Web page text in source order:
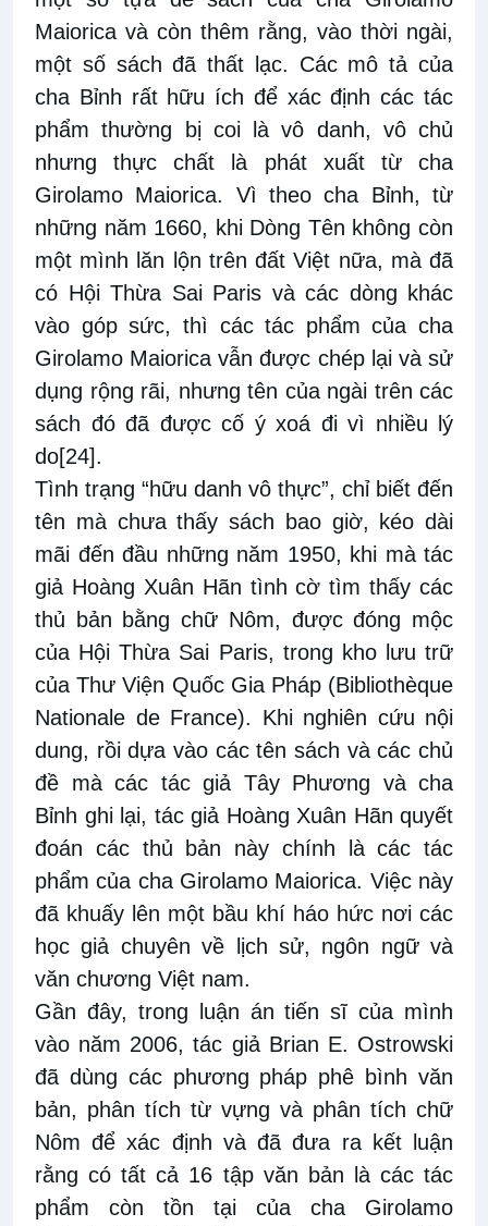
Maiorica và còn thêm rằng, vào thời ngài,
một số sách đã thất lạc. Các mô tả của
cha Bỉnh rất hữu ích để xác định các tác
phẩm thường bị coi là vô danh, vô chủ
nhưng thực chất là phát xuất từ cha
Girolamo Maiorica. Vì theo cha Bỉnh, từ
những năm 1660, khi Dòng Tên không còn
một mình lăn lộn trên đất Việt nữa, mà đã
có Hội Thừa Sai Paris và các dòng khác
vào góp sức, thì các tác phẩm của cha
Girolamo Maiorica vẫn được chép lại và sử
dụng rộng rãi, nhưng tên của ngài trên các
sách đó đã được cố ý xoá đi vì nhiều lý
do[24].
Tình trạng “hữu danh vô thực”, chỉ biết đến
tên mà chưa thấy sách bao giờ, kéo dài
mãi đến đầu những năm 1950, khi mà tác
giả Hoàng Xuân Hãn tình cờ tìm thấy các
thủ bản bằng chữ Nôm, được đóng mộc
của Hội Thừa Sai Paris, trong kho lưu trữ
của Thư Viện Quốc Gia Pháp (Bibliothèque
Nationale de France). Khi nghiên cứu nội
dung, rồi dựa vào các tên sách và các chủ
đề mà các tác giả Tây Phương và cha
Bỉnh ghi lại, tác giả Hoàng Xuân Hãn quyết
đoán các thủ bản này chính là các tác
phẩm của cha Girolamo Maiorica. Việc này
đã khuấy lên một bầu khí háo hức nơi các
học giả chuyên về lịch sử, ngôn ngữ và
văn chương Việt nam.
Gần đây, trong luận án tiến sĩ của mình
vào năm 2006, tác giả Brian E. Ostrowski
đã dùng các phương pháp phê bình văn
bản, phân tích từ vựng và phân tích chữ
Nôm để xác định và đã đưa ra kết luận
rằng có tất cả 16 tập văn bản là các tác
phẩm còn tồn tại của cha Girolamo